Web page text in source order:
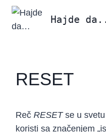
Skip
Hajde
RESET
Reč RESETse u svetu
koristi sa značenjem